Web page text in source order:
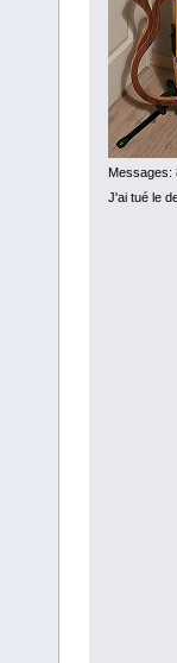
Messages:
J'ai tué le